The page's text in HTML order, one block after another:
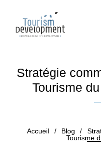
Stratégie
Tourisme
Accueil / Blog /
Tourisme